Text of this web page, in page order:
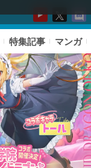
特集記事 マンガ